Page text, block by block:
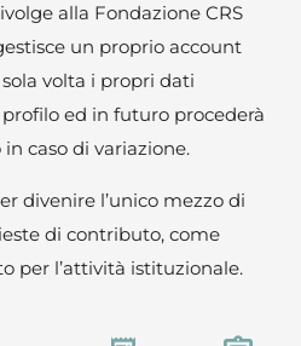
alla Fondazione CRS
un proprio account
volta i propri dati
ed in futuro procederà
caso di variazione.
divenire l’unico mezzo di
di contributo, come
per l’attività istituzionale.